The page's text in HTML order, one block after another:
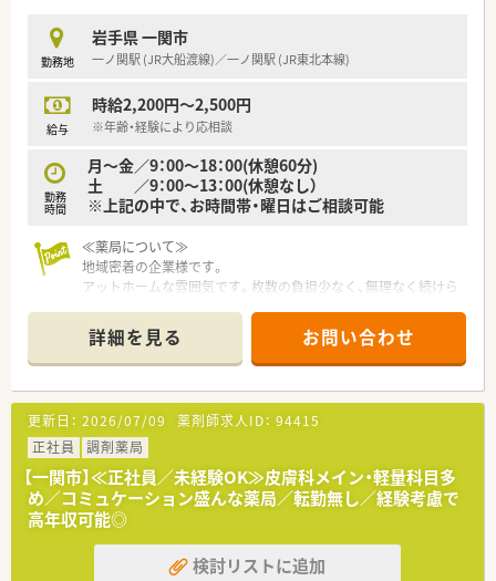
≪企業ポイント≫
大手企業にはない、柔軟な体制が魅力の企業です。型にはまった
考えではなく、患者様のためになることなどを考え・発信できる
る方で、相談しやすい雰囲気です。
勤務地
岩手県 一関市
一ノ関駅 (JR大船渡線)／一ノ関駅 (JR東北本線)
給与
時給2,200円～2,500円
※年齢・経験により応相談
勤務
時間
月～金／9：00～18：00(休憩60分)
土 ／9：00～13：00(休憩なし）
※上記の中で、お時間帯・曜日はご相談可能
≪薬局について≫
地域密着の企業様です。
アットホームな雰囲気です。枚数の負担少なく、無理なく続けら
詳細を見る お問い合わせ
更新日： 2026/07/09 薬剤師求人ID： 94415
正社員
調剤薬局
【一関市】≪正社員／未経験OK≫皮膚科メイン・軽量科目多
め／コミュケーション盛んな薬局／転勤無し／経験考慮で
高年収可能◎
検討リストに追加